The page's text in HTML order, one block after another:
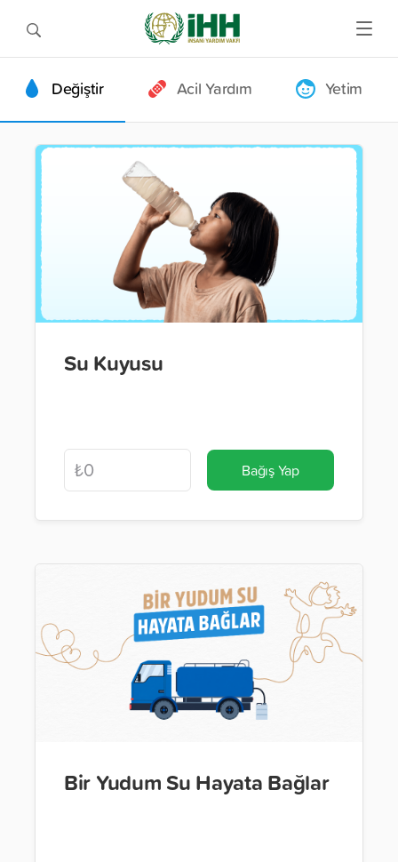
Değiştir Acil Yardım Yetim
Su Kuyusu
Bağış Yap
Bir Yudum Su Hayata Bağlar